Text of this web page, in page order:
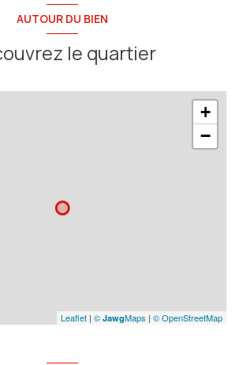
AUTOUR DU BIEN
le quartier
+
−
Leaflet | © JawgMaps | © OpenStreetMap